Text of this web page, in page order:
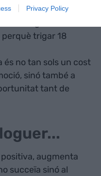
Privacy Policy
en l'atorgament
trigar 18
és no tan sols un cost
sinó també a
tant de
augmenta
succeïa sinó al